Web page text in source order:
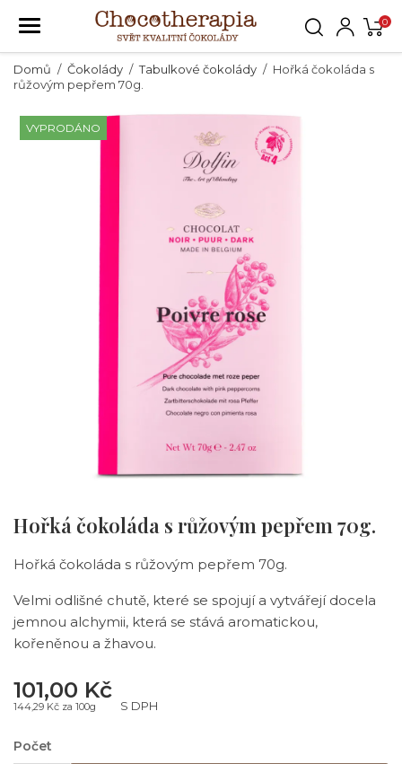
0
Domů Čokolády Tabulkové čokolády
Hořká čokoláda s
růžovým pepřem 70g.
VYPRODÁNO
Hořká čokoláda s růžovým pepřem 70g.
Hořká čokoláda s růžovým pepřem 70g.
Velmi odlišné chutě, které se spojují a vytvářejí docela
jemnou alchymii, která se stává aromatickou,
kořeněnou a žhavou.
101,00 Kč
144,29 Kč za 100g S DPH
Počet